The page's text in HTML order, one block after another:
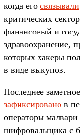
когда его связывали
критических
финансовый и
здравоохранение,
которых хакеры
в виде выкупов.
Последнее
зафиксировано в
операторы
шифровальщика с